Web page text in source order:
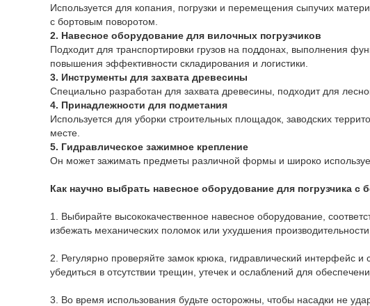
Используется для копания, погрузки и перемещения сыпучих
с бортовым поворотом.
2. Навесное оборудование для вилочных погрузчиков
Подходит для транспортировки грузов на поддонах, выполнения
повышения эффективности складирования и логистики.
3. Инструменты для захвата древесины
Специально разработан для захвата древесины, подходит для
4. Принадлежности для подметания
Используется для уборки строительных площадок, заводских
месте.
5. Гидравлическое зажимное крепление
Он может зажимать предметы различной формы и широко
Как научно выбрать навесное оборудование для погрузчика
1. Выбирайте высококачественное навесное оборудование,
избежать механических поломок или ухудшения
2. Регулярно проверяйте замок крюка, гидравлический интерфейс
убедиться в отсутствии трещин, утечек и ослаблений для
3. Во время использования будьте осторожны, чтобы насадки не